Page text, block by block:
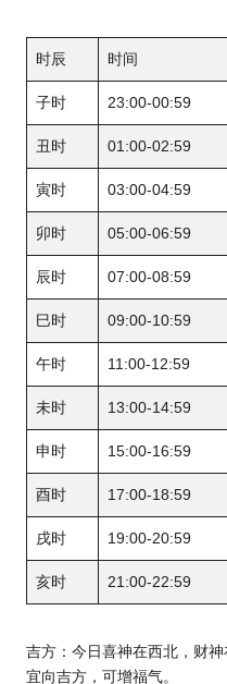
时辰 时间
子时 23:00-00:59
丑时 01:00-02:59
寅时 03:00-04:59
卯时 05:00-06:59
辰时 07:00-08:59
巳时 09:00-10:59
午时 11:00-12:59
未时 13:00-14:59
申时 15:00-16:59
酉时 17:00-18:59
戌时 19:00-20:59
亥时 21:00-22:59
吉方：今日喜神在西北，财
宜向吉方，可增福气。